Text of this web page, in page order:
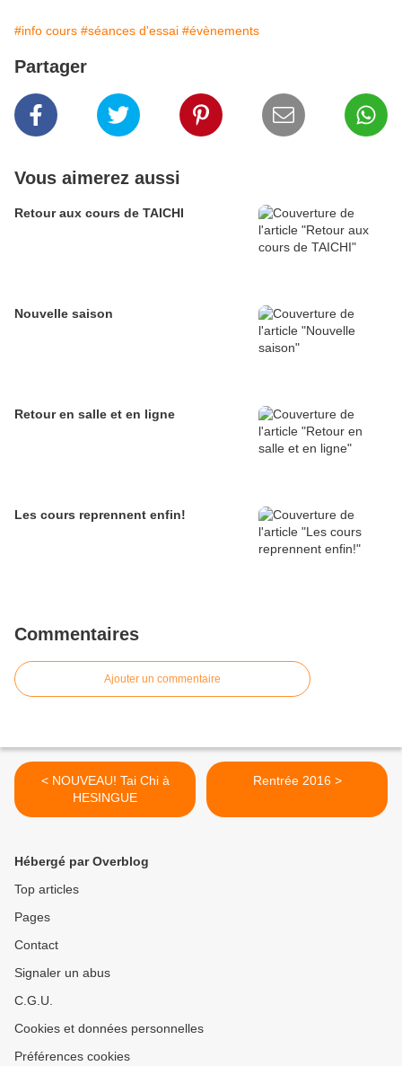
#info cours #séances d'essai #évènements
Partager
Vous aimerez aussi
Retour aux cours de TAICHI
Nouvelle saison
Retour en salle et en ligne
Les cours reprennent enfin!
Commentaires
Ajouter un commentaire
< NOUVEAU! Tai Chi à
HESINGUE
Rentrée 2016 >
Hébergé par Overblog
Top articles
Pages
Contact
Signaler un abus
C.G.U.
Cookies et données personnelles
Préférences cookies